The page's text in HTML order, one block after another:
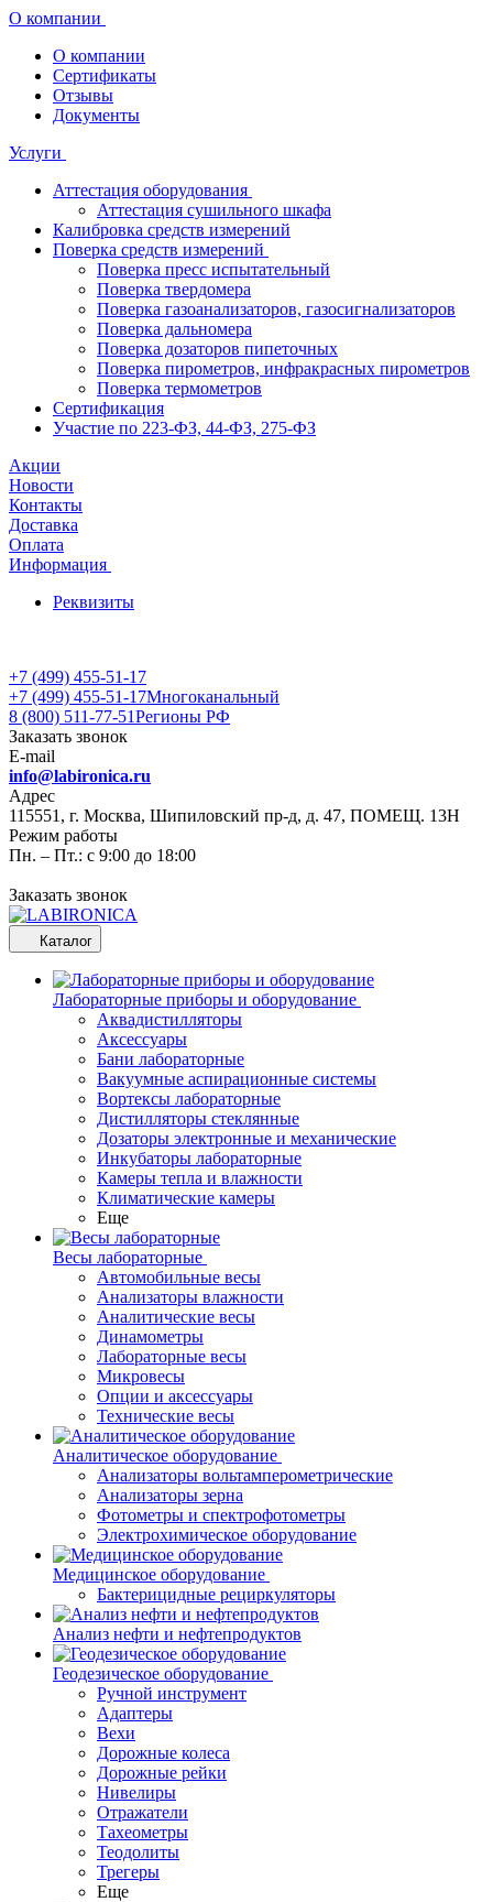
О компании
О компании
Сертификаты
Отзывы
Документы
Услуги
Аттестация оборудования
Аттестация сушильного шкафа
Калибровка средств измерений
Поверка средств измерений
Поверка пресс испытательный
Поверка твердомера
Поверка газоанализаторов, газосигнализаторов
Поверка дальномера
Поверка дозаторов пипеточных
Поверка пирометров, инфракрасных пирометров
Поверка термометров
Сертификация
Участие по 223-ФЗ, 44-ФЗ, 275-ФЗ
Акции
Новости
Контакты
Доставка
Оплата
Информация
Реквизиты
+7 (499) 455-51-17
+7 (499) 455-51-17Многоканальный
8 (800) 511-77-51Регионы РФ
Заказать звонок
E-mail
info@labironica.ru
Адрес
115551, г. Москва, Шипиловский пр-д, д. 47, ПОМЕЩ. 13Н
Режим работы
Пн. – Пт.: с 9:00 до 18:00
Заказать звонок
Каталог
Лабораторные приборы и оборудование
Аквадистилляторы
Аксессуары
Бани лабораторные
Вакуумные аспирационные системы
Вортексы лабораторные
Дистилляторы стеклянные
Дозаторы электронные и механические
Инкубаторы лабораторные
Камеры тепла и влажности
Климатические камеры
Еще
Весы лабораторные
Автомобильные весы
Анализаторы влажности
Аналитические весы
Динамометры
Лабораторные весы
Микровесы
Опции и аксессуары
Технические весы
Аналитическое оборудование
Анализаторы вольтамперометрические
Анализаторы зерна
Фотометры и спектрофотометры
Электрохимическое оборудование
Медицинское оборудование
Бактерицидные рециркуляторы
Анализ нефти и нефтепродуктов
Геодезическое оборудование
Ручной инструмент
Адаптеры
Вехи
Дорожные колеса
Дорожные рейки
Нивелиры
Отражатели
Тахеометры
Теодолиты
Трегеры
Еще